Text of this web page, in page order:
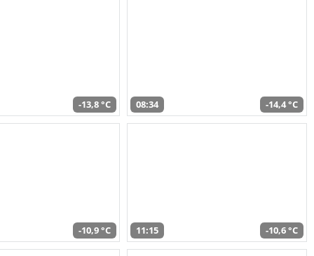
-13,8 °C 08:34 -14,4 °C
-10,9 °C 11:15 -10,6 °C